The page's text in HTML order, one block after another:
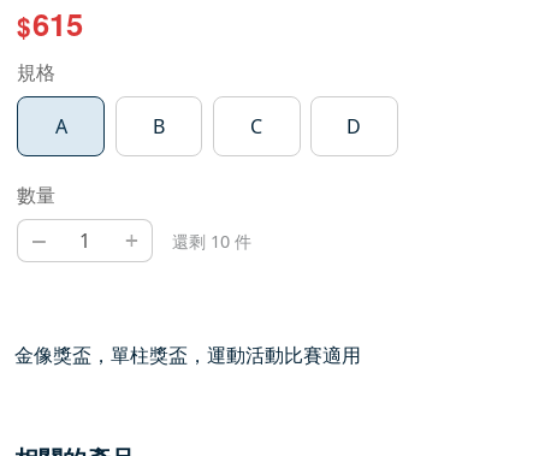
$615
規格
A B C D
數量
– + 還剩 10 件
金像獎盃，單柱獎盃，運動活動比賽適用